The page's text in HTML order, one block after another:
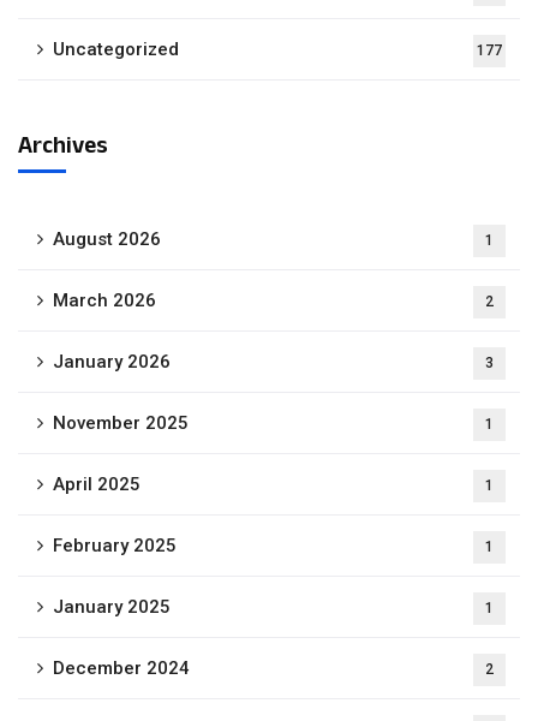
Uncategorized 177
Archives
August 2026 1
March 2026 2
January 2026 3
November 2025 1
April 2025 1
February 2025 1
January 2025 1
December 2024 2